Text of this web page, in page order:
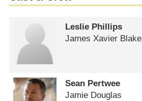
Leslie Phillips
James Xavier Blake
Sean Pertwee
Jamie Douglas